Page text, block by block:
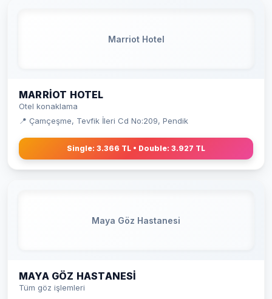
Marriot Hotel
MARRIOT HOTEL
Otel konaklama
📍 Çamçeşme, Tevfik İleri Cd No:209, Pendik
Single: 3.366 TL • Double: 3.927 TL
Maya Göz Hastanesi
MAYA GÖZ HASTANESI
Tüm göz işlemleri